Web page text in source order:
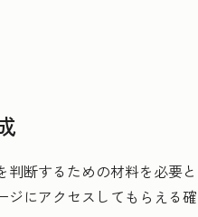
断するための材料を必要
にアクセスしてもらえる確